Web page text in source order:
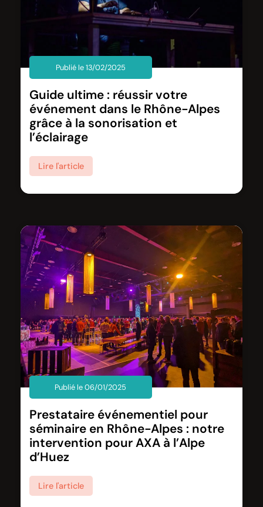
Publié le 13/02/2025
Guide ultime : réussir votre
événement dans le Rhône-Alpes
grâce à la sonorisation et
l’éclairage
Lire l'article
Publié le 06/01/2025
Prestataire événementiel pour
séminaire en Rhône-Alpes : notre
intervention pour AXA à l’Alpe
d’Huez
Lire l'article